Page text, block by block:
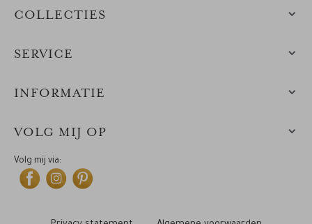
COLLECTIES
SERVICE
INFORMATIE
VOLG MIJ OP
Volg mij via: